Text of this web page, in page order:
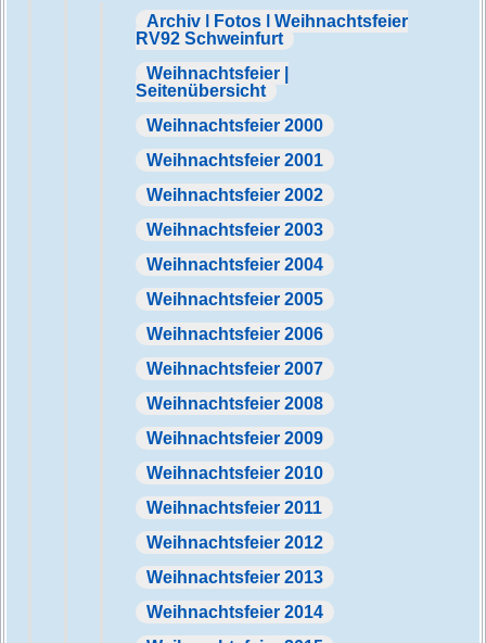
Archiv | Fotos | Weihnachtsfeier
RV92 Schweinfurt
Weihnachtsfeier |
Seitenübersicht
Weihnachtsfeier 2000
Weihnachtsfeier 2001
Weihnachtsfeier 2002
Weihnachtsfeier 2003
Weihnachtsfeier 2004
Weihnachtsfeier 2005
Weihnachtsfeier 2006
Weihnachtsfeier 2007
Weihnachtsfeier 2008
Weihnachtsfeier 2009
Weihnachtsfeier 2010
Weihnachtsfeier 2011
Weihnachtsfeier 2012
Weihnachtsfeier 2013
Weihnachtsfeier 2014